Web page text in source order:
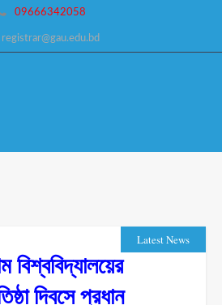
09666342058
registrar@gau.edu.bd
Latest News
বিশ্ববিদ্যালয়ের
দিবসে প্রধান